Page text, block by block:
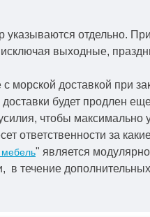
указываются отдельно.
исключая выходные,
морской доставкой при
будет продлен
чтобы максимально
ответственности за
" является
в течение